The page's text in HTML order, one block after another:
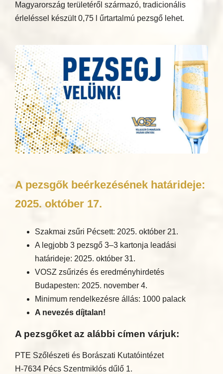
Magyarország területéről származó, tradicionális
érleléssel készült 0,75 l űrtartalmú pezsgő lehet.
A pezsgők beérkezésének határideje:
2025. október 17.
Szakmai zsűri Pécsett: 2025. október 21.
A legjobb 3 pezsgő 3–3 kartonja leadási
határideje: 2025. október 31.
VOSZ zsűrizés és eredményhirdetés
Budapesten: 2025. november 4.
Minimum rendelkezésre állás: 1000 palack
A nevezés díjtalan!
A pezsgőket az alábbi címen várjuk:
PTE Szőlészeti és Borászati Kutatóintézet
H-7634 Pécs Szentmiklós dűlő 1.